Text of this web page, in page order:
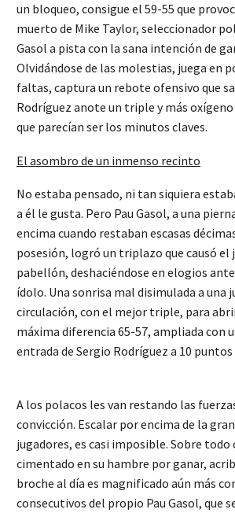
un bloqueo, consigue el 59-55 que
muerto de Mike Taylor, seleccionador
Gasol a pista con la sana intención de
Olvidándose de las molestias, juega en
faltas, captura un rebote ofensivo que
Rodríguez anote un triple y más oxígeno
que parecían ser los minutos claves.
El asombro de un inmenso recinto
No estaba pensado, ni tan siquiera
a él le gusta. Pero Pau Gasol, a una
encima cuando restaban escasas
posesión, logró un triplazo que causó el
pabellón, deshaciéndose en elogios
ídolo. Una sonrisa mal disimulada a una
circulación, con el mejor triple, para
máxima diferencia 65-57, ampliada con
entrada de Sergio Rodríguez a 10 puntos
A los polacos les van restando las
convicción. Escalar por encima de la
jugadores, es casi imposible. Sobre todo
cimentado en su hambre por ganar,
broche al día es magnificado aún más
consecutivos del propio Pau Gasol, que